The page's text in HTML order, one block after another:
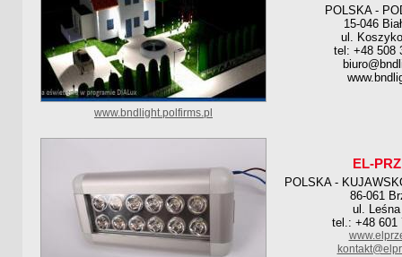
POLSKA -
15-046
ul.
tel: +48 508
www.bndlight.polfirms.pl
EL-
POLSKA -
86-061
ul.
tel.: +48 601